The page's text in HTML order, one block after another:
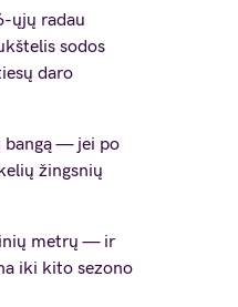
ųjų radau
sodos
daro
bangą — jei po
žingsnių
metrų — ir
iki kito sezono